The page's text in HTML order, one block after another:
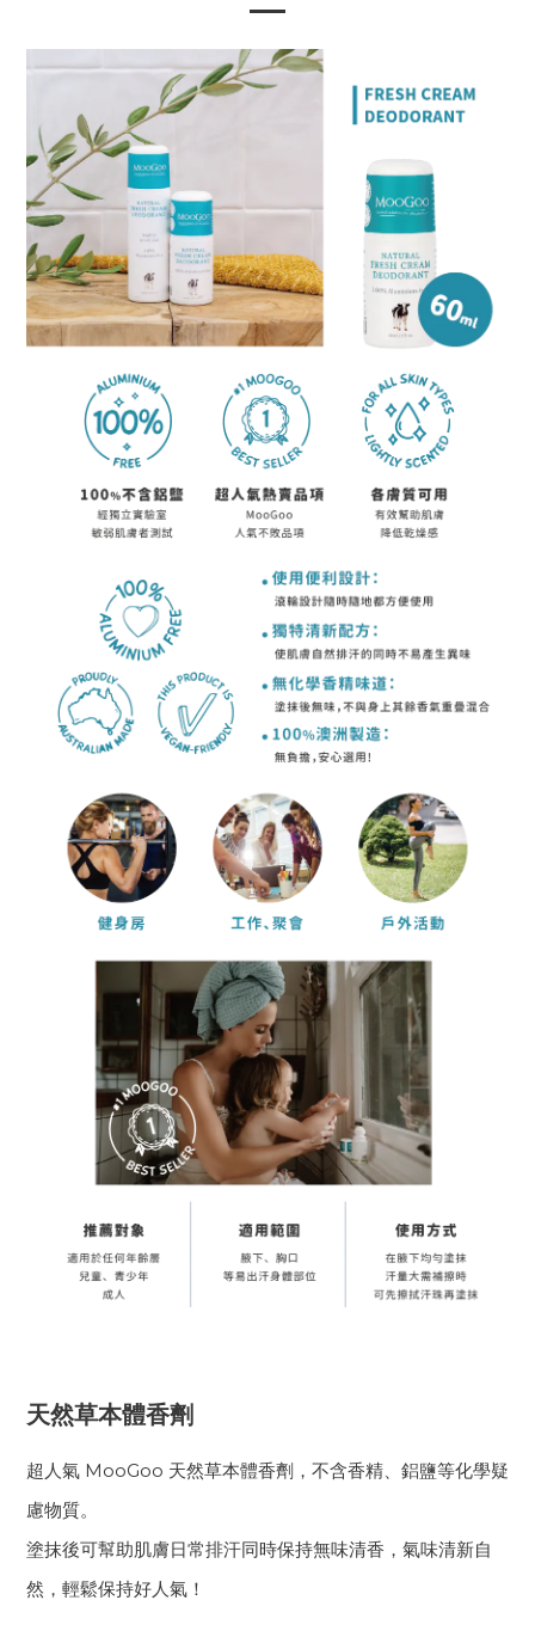
天然草本體香劑
超人氣 MooGoo 天然草本體香劑，不含香精、鋁鹽等化學疑
慮物質。
塗抹後可幫助肌膚日常排汗同時保持無味清香，氣味清新自
然，輕鬆保持好人氣！